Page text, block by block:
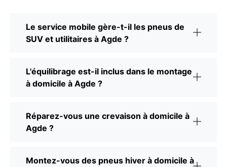
Le service mobile gère-t-il les pneus de
SUV et utilitaires à Agde ?
L'équilibrage est-il inclus dans le montage
à domicile à Agde ?
Réparez-vous une crevaison à domicile à
Agde ?
Montez-vous des pneus hiver à domicile à